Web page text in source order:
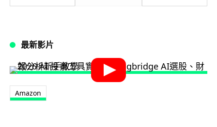
最新影片
Amazon